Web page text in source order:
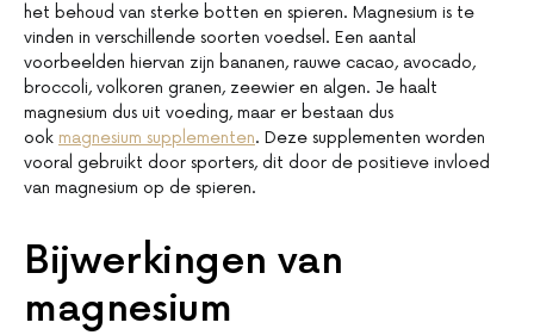
het behoud van sterke botten en spieren. Magnesium is te
vinden in verschillende soorten voedsel. Een aantal
voorbeelden hiervan zijn bananen, rauwe cacao, avocado,
broccoli, volkoren granen, zeewier en algen. Je haalt
magnesium dus uit voeding, maar er bestaan dus
ook magnesium supplementen. Deze supplementen worden
vooral gebruikt door sporters, dit door de positieve invloed
van magnesium op de spieren.
Bijwerkingen van
magnesium